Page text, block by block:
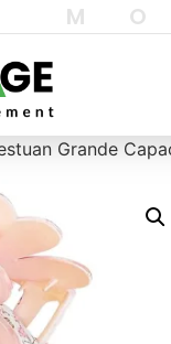
Grande